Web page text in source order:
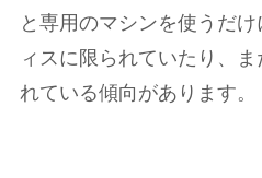
と専用のマシンを使うだ
ィスに限られていたり、
れている傾向があります。